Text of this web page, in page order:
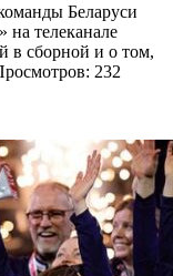
Беларуси
телеканале
в сборной и о том,
232